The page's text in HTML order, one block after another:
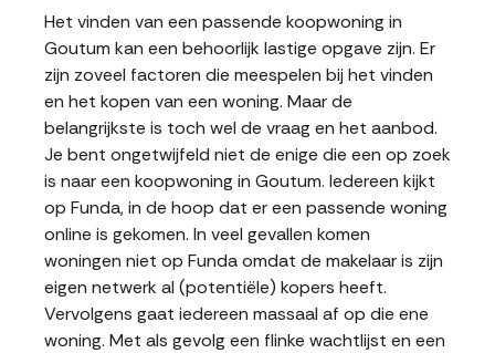
Het vinden van een passende koopwoning in
Goutum kan een behoorlijk lastige opgave zijn. Er
zijn zoveel factoren die meespelen bij het vinden
en het kopen van een woning. Maar de
belangrijkste is toch wel de vraag en het aanbod.
Je bent ongetwijfeld niet de enige die een op zoek
is naar een koopwoning in Goutum. Iedereen kijkt
op Funda, in de hoop dat er een passende woning
online is gekomen. In veel gevallen komen
woningen niet op Funda omdat de makelaar is zijn
eigen netwerk al (potentiële) kopers heeft.
Vervolgens gaat iedereen massaal af op die ene
woning. Met als gevolg een flinke wachtlijst en een